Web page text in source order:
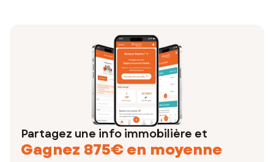
Partagez une info immobilière et
Gagnez 875€ en moyenne